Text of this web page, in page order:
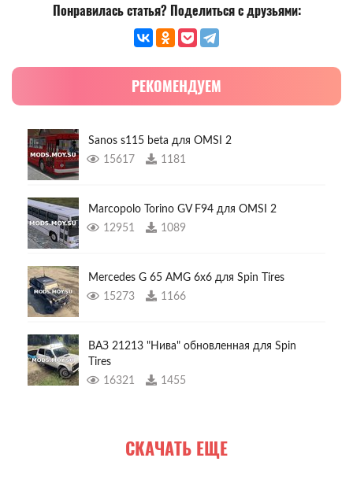
Понравилась статья? Поделиться с друзьями:
РЕКОМЕНДУЕМ
Sanos s115 beta для OMSI 2
15617
1181
Marcopolo Torino GV F94 для OMSI 2
12951
1089
Mercedes G 65 AMG 6x6 для Spin Tires
15273
1166
ВАЗ 21213 "Нива" обновленная для Spin
Tires
16321
1455
СКАЧАТЬ ЕЩЕ